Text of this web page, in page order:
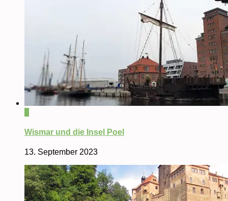
Wismar und die Insel Poel
13. September 2023